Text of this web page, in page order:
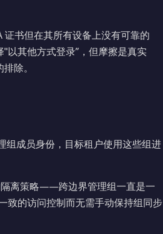
书但在其所有设备上没有可靠的
其他方式登录”，但摩擦是真实
除。
成员身份，目标租户使用这些组进
离策略——跨边界管理组一直是一
致的访问控制而无需手动保持组同步